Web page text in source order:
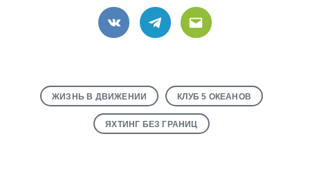
VK Telegram
Email
ЖИЗНЬ В ДВИЖЕНИИ КЛУБ 5 ОКЕАНОВ
ЯХТИНГ БЕЗ ГРАНИЦ